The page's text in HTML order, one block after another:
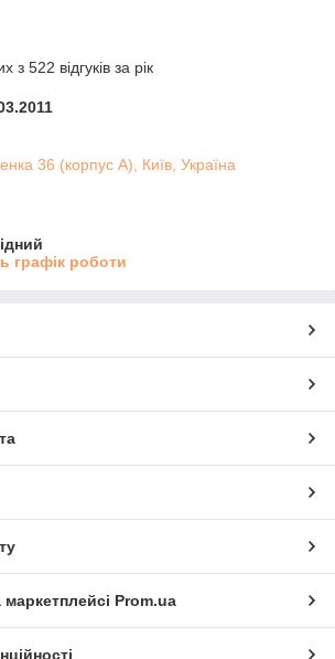
з 522 відгуків за рік
36 (корпус А), Київ, Україна
графік роботи
Prom.ua